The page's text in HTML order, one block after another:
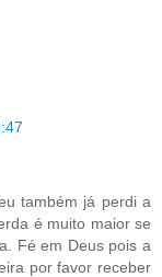
também já perdi a
é muito maior se
Fé em Deus pois a
por favor receber